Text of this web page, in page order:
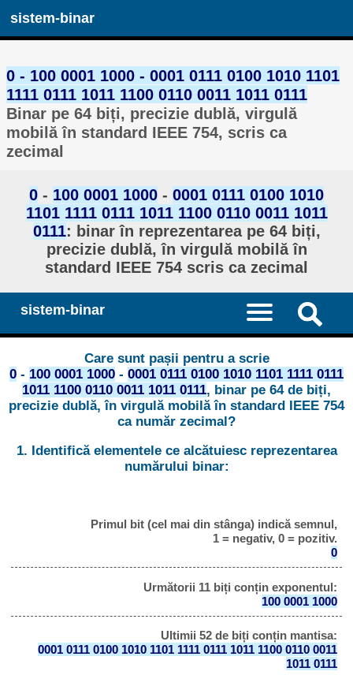
sistem-binar
0 - 100 0001 1000 - 0001 0111 0100 1010 1101
1111 0111 1011 1100 0110 0011 1011 0111
Binar pe 64 biți, precizie dublă, virgulă
mobilă în standard IEEE 754, scris ca
zecimal
0 - 100 0001 1000 - 0001 0111 0100 1010
1101 1111 0111 1011 1100 0110 0011 1011
0111: binar în reprezentarea pe 64 biți,
precizie dublă, în virgulă mobilă în
standard IEEE 754 scris ca zecimal
sistem-binar
Care sunt pașii pentru a scrie
0 - 100 0001 1000 - 0001 0111 0100 1010 1101 1111 0111
1011 1100 0110 0011 1011 0111, binar pe 64 de biți,
precizie dublă, în virgulă mobilă în standard IEEE 754
ca număr zecimal?
1. Identifică elementele ce alcătuiesc reprezentarea
numărului binar:
Primul bit (cel mai din stânga) indică semnul,
1 = negativ, 0 = pozitiv.
0
Următorii 11 biți conțin exponentul:
100 0001 1000
Ultimii 52 de biți conțin mantisa:
0001 0111 0100 1010 1101 1111 0111 1011 1100 0110 0011
1011 0111